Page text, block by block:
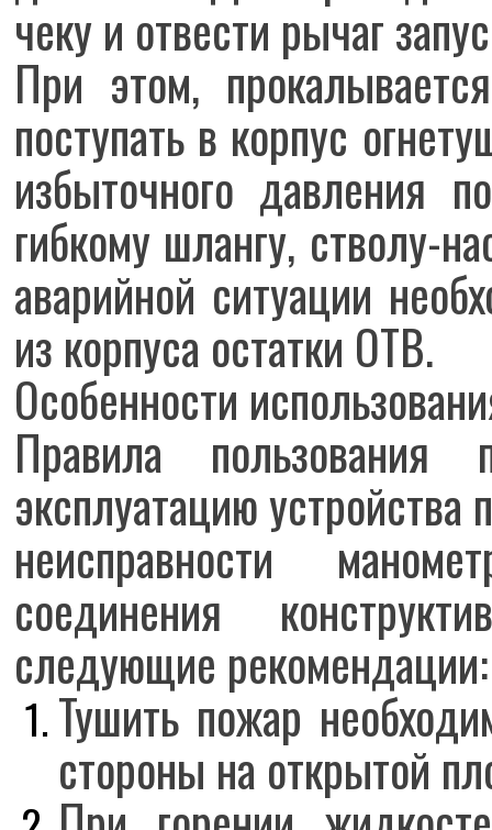
чеку и отвести рычаг
При этом,
поступать в корпус
избыточного давления
гибкому шлангу, стволу-
аварийной ситуации
из корпуса остатки ОТВ.
Особенности
Правила пользования
эксплуатацию
неисправности
соединения
следующие рекомендации:
Тушить пожар
стороны на открытой